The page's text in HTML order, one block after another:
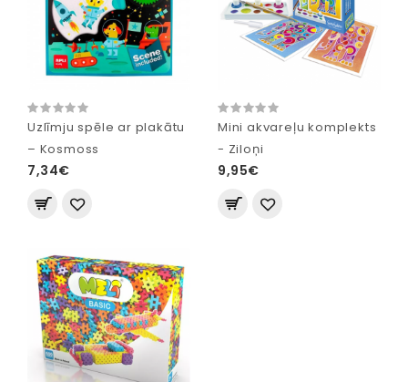
Uzlīmju spēle ar plakātu
– Kosmoss
7,34€
Mini akvareļu komplekts
- Ziloņi
9,95€